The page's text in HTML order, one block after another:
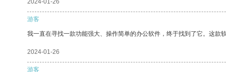
2024-01-26
游客
我一直在寻找一款功能强大、操作简单的办公软件，终于找到了它。这
2024-01-26
游客